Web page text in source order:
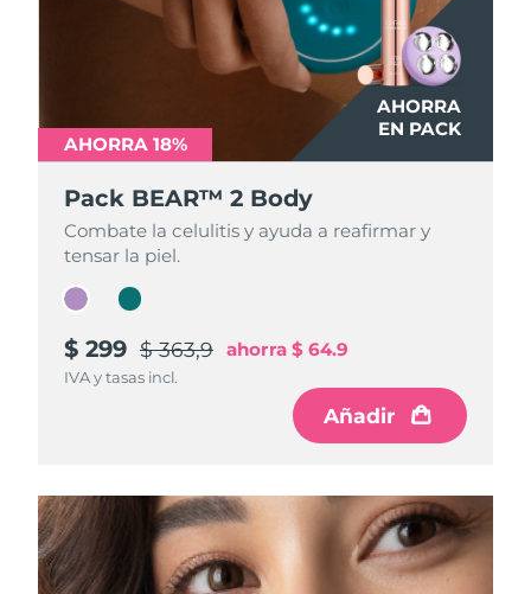
AHORRA
EN PACK
AHORRA 18%
Pack BEAR™ 2 Body
Combate la celulitis y ayuda a reafirmar y
tensar la piel.
$ 299 $ 363,9 ahorra $ 64.9
IVA y tasas incl.
Añadir
AHORRA
EN PACK
AHORRA 18%
Pack BEAR™ 2 Body
Combate la celulitis y ayuda a reafirmar y
tensar la piel.
$ 299 $ 363,9 ahorra $ 64.9
IVA y tasas incl.
Añadir